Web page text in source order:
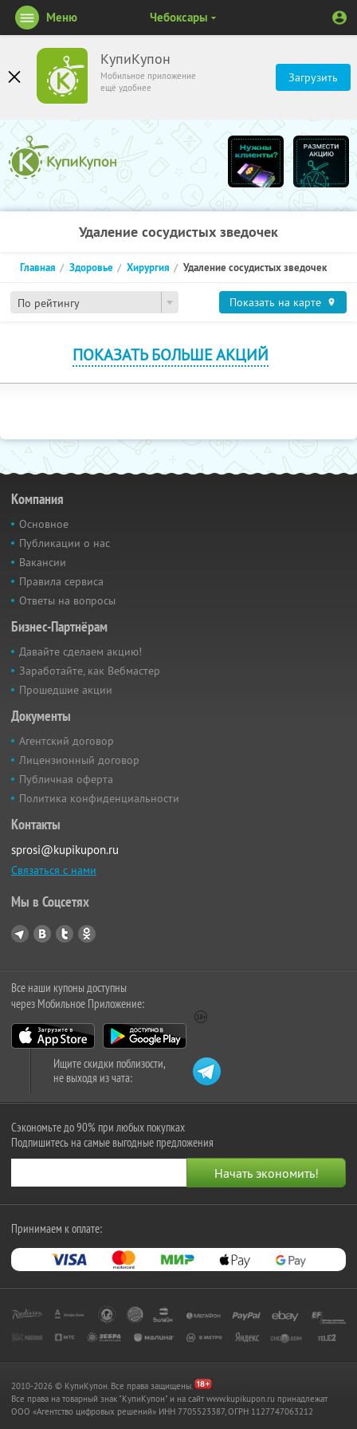
КупиКупон
Мобильное приложение
ещё удобнее
Загрузить
Меню Чебоксары
Удаление сосудистых зведочек
По рейтингу
Главная Здоровье Хирургия Удаление сосудистых зведочек
Показать на карте
ПОКАЗАТЬ БОЛЬШЕ АКЦИЙ
Компания
Основное
Публикации о нас
Вакансии
Правила сервиса
Ответы на вопросы
Бизнес-Партнёрам
Давайте сделаем акцию!
Заработайте, как Вебмастер
Прошедшие акции
Документы
Агентский договор
Лицензионный договор
Публичная оферта
Политика конфиденциальности
Контакты
sprosi@kupikupon.ru
Связаться с нами
Мы в Соцсетях
Все наши купоны доступны
через Мобильное Приложение:
Ищите скидки поблизости,
не выходя из чата:
Сэкономьте до 90% при любых покупках
Подпишитесь на самые выгодные предложения
Принимаем к оплате:
2010-2026 © КупиКупон. Все права защищены.
Все права на товарный знак "КупиКупон" и на сайт www.kupikupon.ru принадлежат
OOO «Агентство цифровых решений» ИНН 7705523387, ОГРН 1127747063212